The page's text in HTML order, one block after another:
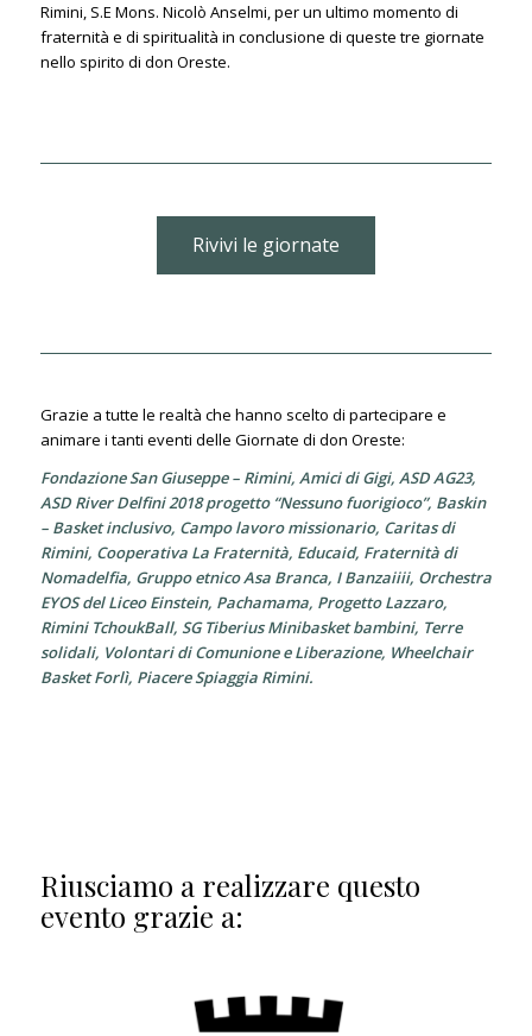
Rimini, S.E Mons. Nicolò Anselmi, per un ultimo momento di
fraternità e di spiritualità in conclusione di queste tre giornate
nello spirito di don Oreste.
Rivivi le giornate
Grazie a tutte le realtà che hanno scelto di partecipare e
animare i tanti eventi delle Giornate di don Oreste:
Fondazione San Giuseppe – Rimini, Amici di Gigi, ASD AG23,
ASD River Delfini 2018 progetto “Nessuno fuorigioco”, Baskin
– Basket inclusivo, Campo lavoro missionario, Caritas di
Rimini, Cooperativa La Fraternità, Educaid, Fraternità di
Nomadelfia, Gruppo etnico Asa Branca, I Banzaiiii, Orchestra
EYOS del Liceo Einstein, Pachamama, Progetto Lazzaro,
Rimini TchoukBall, SG Tiberius Minibasket bambini, Terre
solidali, Volontari di Comunione e Liberazione, Wheelchair
Basket Forlì, Piacere Spiaggia Rimini.
Riusciamo a realizzare questo
evento grazie a: